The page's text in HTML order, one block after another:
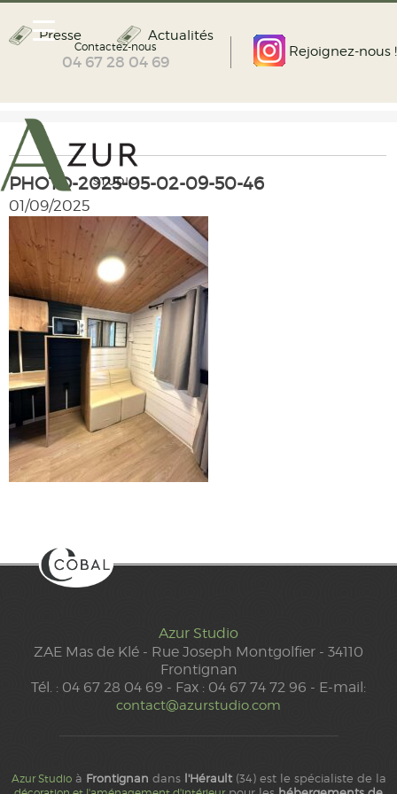
Rejoignez-nous !
Contactez-nous
04 67 28 04 69
Presse Actualités
PHOTO-2025-05-02-09-50-46
01/09/2025
Azur Studio
ZAE Mas de Klé - Rue Joseph Montgolfier - 34110
Frontignan
Tél. : 04 67 28 04 69 - Fax : 04 67 74 72 96 - E-mail:
contact@azurstudio.com
Azur Studioà Frontignan dans l'Hérault(34) est le spécialiste de la